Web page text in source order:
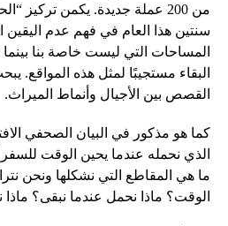
من 200 عملة جديدة. يكمن تركيز
سنتين هذا العام في فهم عدم
المساحات التي ليست خاصة بنا
البقاء مستجيبًا لمثل هذه المواقع.
القصص بين الأجيال وأنماط الميراث.
كما هو مذكور في البيان الصحفي
الذي نحمله عندما يحين الوقت
ما هي المقاطع التي نشكلها ونحن
الوقت؟ ماذا نحمل عندما نبقى؟